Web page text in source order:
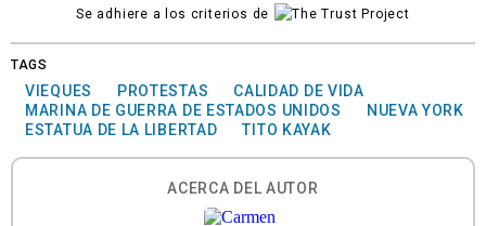
Se adhiere a los criterios de
TAGS
VIEQUES PROTESTAS
CALIDAD DE VIDA
MARINA DE GUERRA DE ESTADOS UNIDOS
NUEVA YORK
ESTATUA DE LA LIBERTAD
TITO KAYAK
ACERCA DEL AUTOR